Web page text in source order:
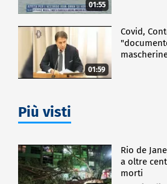
01:55
01:59
Covid,
Più visti
Rio de
a oltre
morti